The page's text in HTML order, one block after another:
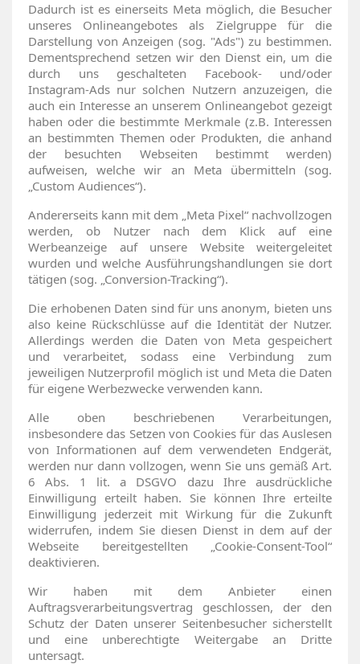
Dadurch ist es einerseits Meta möglich, die Besucher
unseres Onlineangebotes als Zielgruppe für die
Darstellung von Anzeigen (sog. "Ads") zu bestimmen.
Dementsprechend setzen wir den Dienst ein, um die
durch uns geschalteten Facebook- und/oder
Instagram-Ads nur solchen Nutzern anzuzeigen, die
auch ein Interesse an unserem Onlineangebot gezeigt
haben oder die bestimmte Merkmale (z.B. Interessen
an bestimmten Themen oder Produkten, die anhand
der besuchten Webseiten bestimmt werden)
aufweisen, welche wir an Meta übermitteln (sog.
„Custom Audiences“).
Andererseits kann mit dem „Meta Pixel“ nachvollzogen
werden, ob Nutzer nach dem Klick auf eine
Werbeanzeige auf unsere Website weitergeleitet
wurden und welche Ausführungshandlungen sie dort
tätigen (sog. „Conversion-Tracking“).
Die erhobenen Daten sind für uns anonym, bieten uns
also keine Rückschlüsse auf die Identität der Nutzer.
Allerdings werden die Daten von Meta gespeichert
und verarbeitet, sodass eine Verbindung zum
jeweiligen Nutzerprofil möglich ist und Meta die Daten
für eigene Werbezwecke verwenden kann.
Alle oben beschriebenen Verarbeitungen,
insbesondere das Setzen von Cookies für das Auslesen
von Informationen auf dem verwendeten Endgerät,
werden nur dann vollzogen, wenn Sie uns gemäß Art.
6 Abs. 1 lit. a DSGVO dazu Ihre ausdrückliche
Einwilligung erteilt haben. Sie können Ihre erteilte
Einwilligung jederzeit mit Wirkung für die Zukunft
widerrufen, indem Sie diesen Dienst in dem auf der
Webseite bereitgestellten „Cookie-Consent-Tool“
deaktivieren.
Wir haben mit dem Anbieter einen
Auftragsverarbeitungsvertrag geschlossen, der den
Schutz der Daten unserer Seitenbesucher sicherstellt
und eine unberechtigte Weitergabe an Dritte
untersagt.